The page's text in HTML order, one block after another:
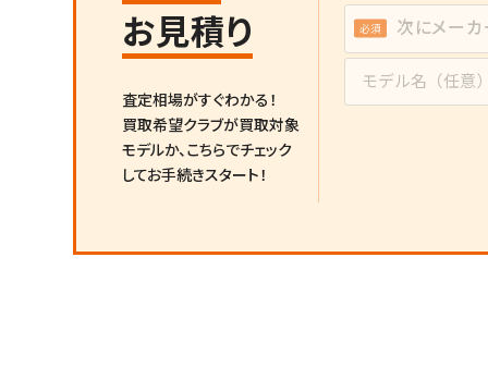
お見積り
査定相場がすぐわかる！
買取希望クラブが買取対象
モデルか、 こちらでチェック
してお手続きスタート！